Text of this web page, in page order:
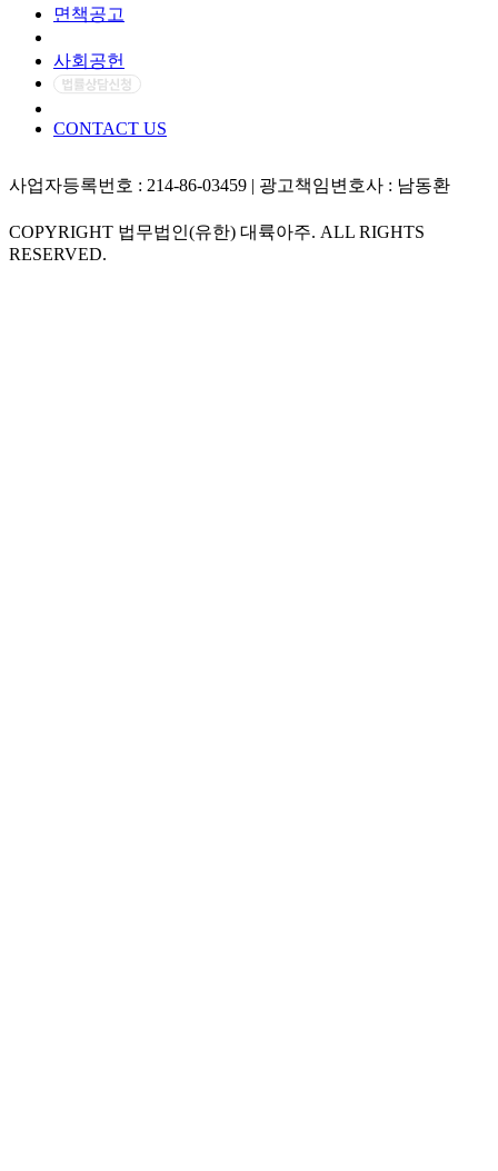
면책공고
사회공헌
CONTACT US
사업자등록번호 : 214-86-03459 | 광고책임변호사 : 남동환
COPYRIGHT 법무법인(유한) 대륙아주. ALL RIGHTS
RESERVED.